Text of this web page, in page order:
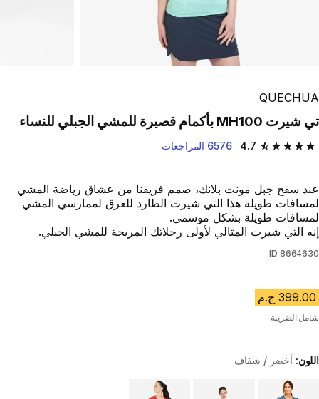
QUECHUA
تي شيرت MH100 بأكمام قصيرة للمشي الجبلي للنساء
4.7 4.7 out of 5 stars from 6576 reviews 6576 المراجعات
عند سفح جبل مونت بلانك، صمم فريقنا من عشاق رياضة المشي
لمسافات طويلة هذا التي شيرت الطارد للعرق لممارسي المشي
لمسافات طويلة بشكل موسمي.
إنه التي شيرت المثالي لأولى رحلاتك المريحة للمشي الجبلي.
ID 8664630
399.00 ج.م
شامل الضريبة
اللون: أخضر / شفاف
Choose a variant